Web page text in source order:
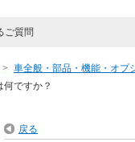
> 車全般・部品・機能・オプ
ですか？
戻る